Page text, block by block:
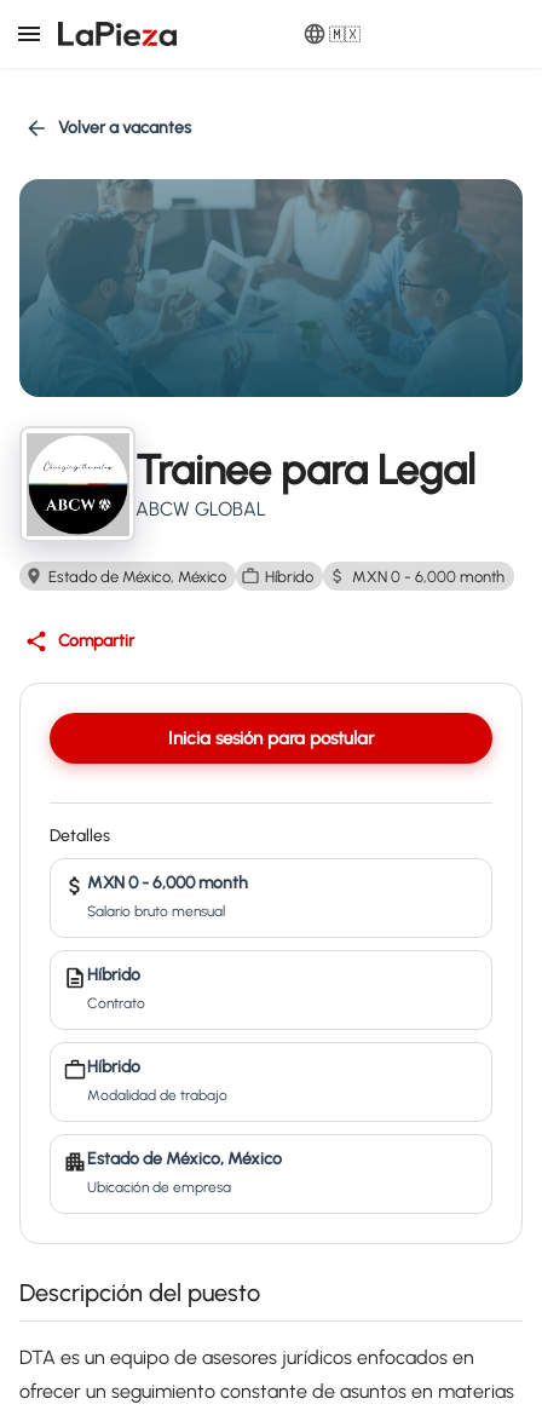
🇲🇽
Volver a vacantes
Trainee para Legal
ABCW GLOBAL
Estado de México, México Híbrido MXN 0 - 6,000 month
Compartir
Inicia sesión para postular
Detalles
MXN 0 - 6,000 month
Salario bruto mensual
Híbrido
Contrato
Híbrido
Modalidad de trabajo
Estado de México, México
Ubicación de empresa
Descripción del puesto
DTA es un equipo de asesores jurídicos enfocados en
ofrecer un seguimiento constante de asuntos en materias